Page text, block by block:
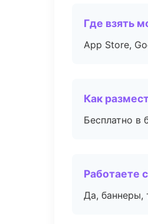
Где взять
App Store,
Как
Бесплатно в
Работаете
Да, баннеры,